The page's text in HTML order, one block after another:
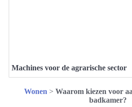
Machines voor de agrarische sector
Wonen > Waarom kiezen voor
badkamer?